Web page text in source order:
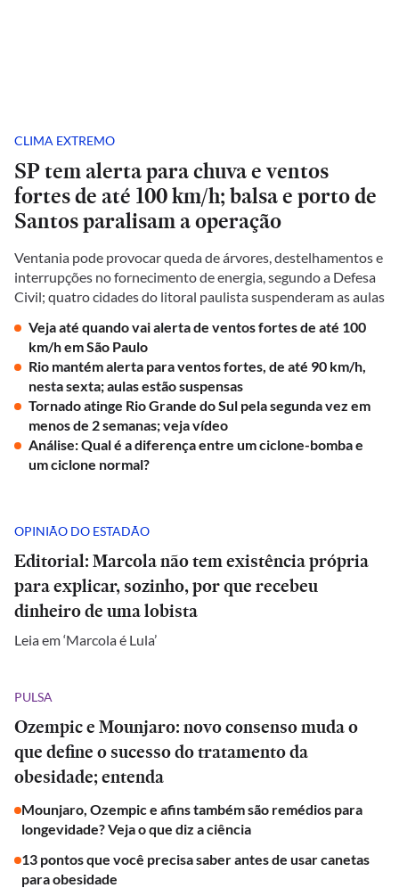
CLIMA EXTREMO
SP tem alerta para chuva e ventos
fortes de até 100 km/h; balsa e porto de
Santos paralisam a operação
Ventania pode provocar queda de árvores, destelhamentos e
interrupções no fornecimento de energia, segundo a Defesa
Civil; quatro cidades do litoral paulista suspenderam as aulas
Veja até quando vai alerta de ventos fortes de até 100
km/h em São Paulo
Rio mantém alerta para ventos fortes, de até 90 km/h,
nesta sexta; aulas estão suspensas
Tornado atinge Rio Grande do Sul pela segunda vez em
menos de 2 semanas; veja vídeo
Análise: Qual é a diferença entre um ciclone-bomba e
um ciclone normal?
OPINIÃO DO ESTADÃO
Editorial: Marcola não tem existência própria
para explicar, sozinho, por que recebeu
dinheiro de uma lobista
Leia em ‘Marcola é Lula’
PULSA
Ozempic e Mounjaro: novo consenso muda o
que define o sucesso do tratamento da
obesidade; entenda
Mounjaro, Ozempic e afins também são remédios para
longevidade? Veja o que diz a ciência
13 pontos que você precisa saber antes de usar canetas
para obesidade